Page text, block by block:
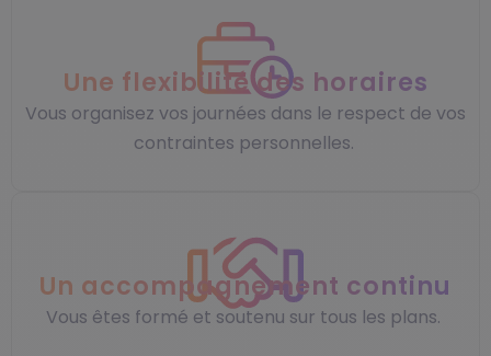
Une flexibilité des horaires
Vous organisez vos journées dans le respect de vos
contraintes personnelles.
Un accompagnement continu
Vous êtes formé et soutenu sur tous les plans.